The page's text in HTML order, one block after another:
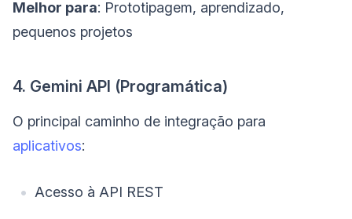
Melhor para: Prototipagem, aprendizado,
pequenos projetos
4. Gemini API (Programática)
O principal caminho de integração para
aplicativos:
Acesso à API REST